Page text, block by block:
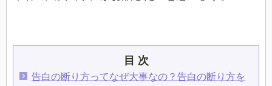
目 次
告白の断り方ってなぜ大事なの？告白の断り方を